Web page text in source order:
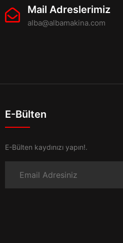
Mail Adreslerimiz
alba@albamakina.com
E-Bülten
E-Bülten kaydınızı yapın!.